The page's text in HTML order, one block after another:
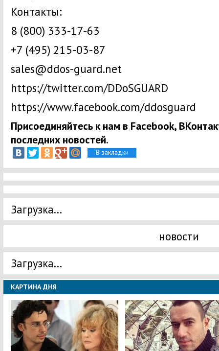
Контакты:
8 (800) 333-17-63
+7 (495) 215-03-87
sales@ddos-guard.net
https://twitter.com/DDoSGUARD
https://www.facebook.com/ddosguard
Присоединяйтесь к нам в Facebook,
последних новостей.
В закладки
Загрузка...
новости
Загрузка...
КАРТИНА ДНЯ